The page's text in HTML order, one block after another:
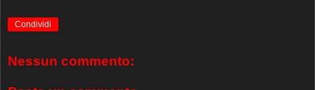
Condividi
Nessun commento: